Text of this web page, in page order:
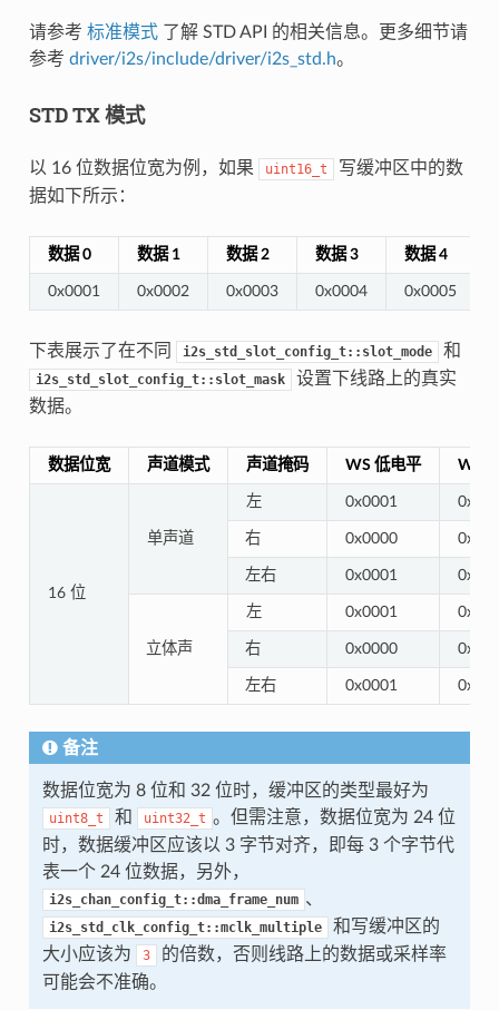
请参考 标准模式了解 STD API 的相关信息。更多细节请
参考 driver/i2s/include/driver/i2s_std.h。
STD TX 模式
以 16 位数据位宽为例，如果 uint16_t
写缓冲区中的数
据如下所示：
数据 0 数据 1 数据 2 数据 3 数据 4
0x0001 0x0002 0x0003 0x0004 0x0005
下表展示了在不同 i2s_std_slot_config_t::slot_mode 和
i2s_std_slot_config_t::slot_mask
设置下线路上的真实
数据。
数据位宽 声道模式 声道掩码 WS 低电平 WS
16 位
单声道
左 0x0001
右 0x0000
左右 0x0001
立体声
左 0x0001
右 0x0000
左右 0x0001
备注
数据位宽为 8 位和 32 位时，缓冲区的类型最好为
uint8_t 和 uint32_t 。但需注意，数据位宽为 24 位
时，数据缓冲区应该以 3 字节对齐，即每 3 个字节代
表一个 24 位数据，另外，
i2s_chan_config_t::dma_frame_num 、
i2s_std_clk_config_t::mclk_multiple
和写缓冲区的
大小应该为
3
的倍数，否则线路上的数据或采样率
可能会不准确。